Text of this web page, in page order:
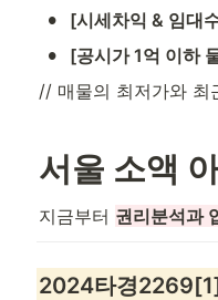
• [시세차익 & 임대
•
[공시가 1억 이하
// 매물의 최저가와 최
서울 소액
지금부터 권리분석과
2024타경